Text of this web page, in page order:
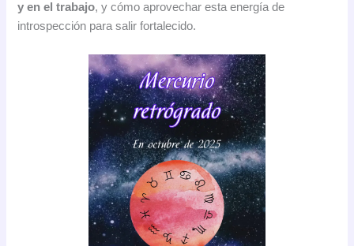
y en el trabajo, y cómo aprovechar esta energía de
introspección para salir fortalecido.